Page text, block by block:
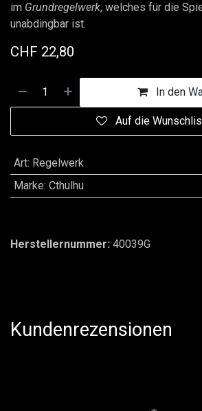
im Grundregelwerk, welches für die
unabdingbar ist.
CHF 22,80
In den
Auf die
Art: Regelwerk
Marke: Cthulhu
Herstellernummer: 40039G
Kundenrezensionen